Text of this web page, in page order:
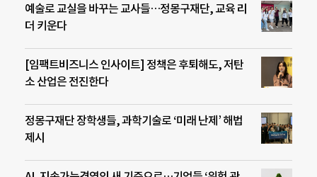
예술로 교실을 바꾸는 교사들…정몽구재단, 교육 리
더 키운다
[임팩트비즈니스 인사이트] 정책은 후퇴해도, 저탄
소 산업은 전진한다
정몽구재단 장학생들, 과학기술로 ‘미래 난제’ 해법
제시